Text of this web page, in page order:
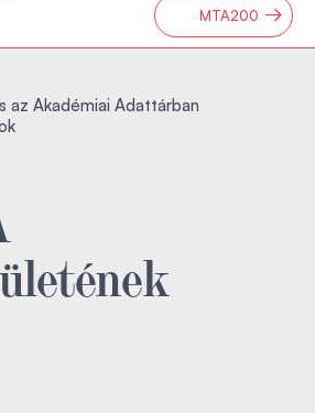
MTA200 →
az Akadémiai Adattárban